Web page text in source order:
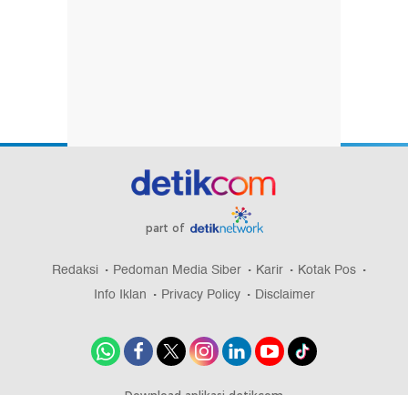
part of
Redaksi Pedoman Media Siber Karir
Kotak Pos
Info Iklan
Privacy Policy Disclaimer